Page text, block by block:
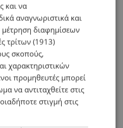
και να
αναγνωριστικά και
μέτρηση διαφημίσεων
τρίτων (1913)
σκοπούς,
χαρακτηριστικών
προμηθευτές μπορεί
να αντιταχθείτε στις
στιγμή στις